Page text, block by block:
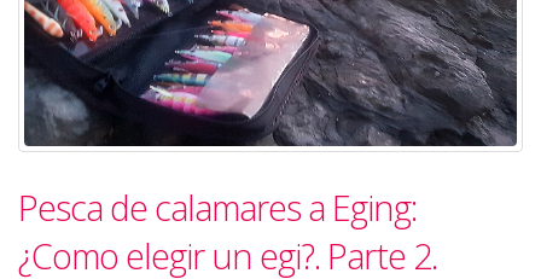
Pesca de calamares a Eging:
¿Como elegir un egi?. Parte 2.